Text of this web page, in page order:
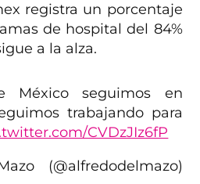
registra un porcentaje
de hospital del 84%
a la alza.
México seguimos en
trabajando para
CVDzJIz6fP
(@alfredodelmazo)